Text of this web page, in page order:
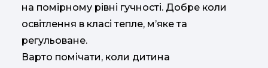
на помірному рівні гучності. Добре коли
освітлення в класі тепле, м’яке та
регульоване.
Варто помічати, коли дитина